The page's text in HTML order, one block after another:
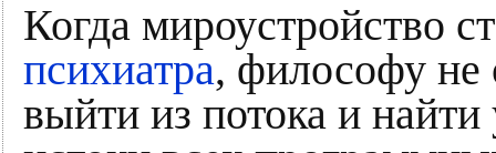
Когда мироустройство
психиатра, философу не
выйти из потока и